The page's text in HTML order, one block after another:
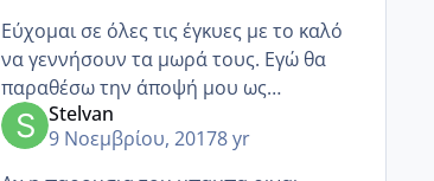
Εύχομαι σε όλες τις έγκυες με το καλό
να γεννήσουν τα μωρά τους. Εγώ θα
παραθέσω την άποψή μου ως
επαγγελματίας υγείας σε δημόσιο
νοσοκομείο. Ποτέ δεν ήμουν υπέρ του
ιδιωτικού για το λόγο ότι αν συμβε
Stelvan
9 Νοεμβρίου, 20178 yr